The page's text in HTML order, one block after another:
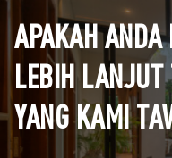
APAKAH
LEBIH LANJUT
YANG KAMI